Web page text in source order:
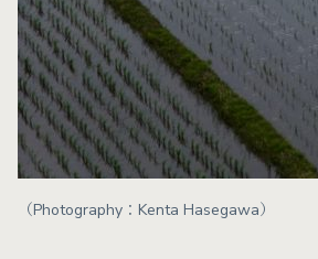
（Photography：Kenta Hasegawa）